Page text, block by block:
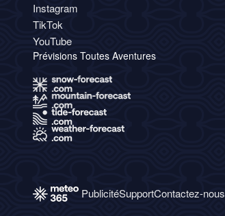
Instagram
TikTok
YouTube
Prévisions Toutes Aventures
PublicitéSupportContactez-nous